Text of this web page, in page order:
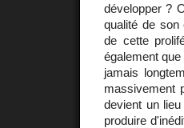
développer ?
qualité de son
de cette
également
jamais
massivement
devient un
produire